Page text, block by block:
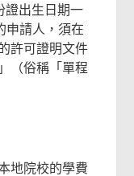
證出生日期一
申請人，須在
許可證明文件
（俗稱「單程
地院校的學費